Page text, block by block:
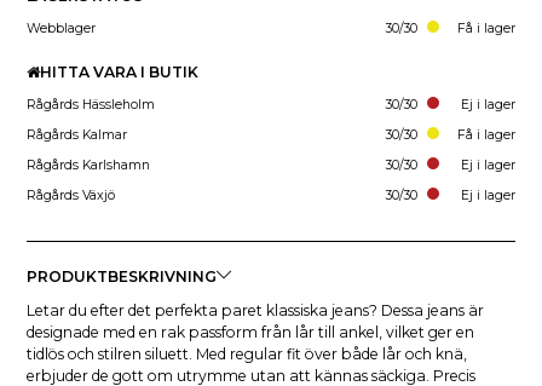
Webblager 30/30 Få i lager
HITTA VARA I BUTIK
Rågårds Hässleholm 30/30
Ej i lager
Rågårds Kalmar
30/30
Få i lager
Rågårds Karlshamn
30/30
Ej i lager
Rågårds Växjö
30/30 Ej i lager
PRODUKTBESKRIVNING
Letar du efter det perfekta paret klassiska jeans? Dessa jeans är
designade med en rak passform från lår till ankel, vilket ger en
tidlös och stilren siluett. Med regular fit över både lår och knä,
erbjuder de gott om utrymme utan att kännas säckiga. Precis